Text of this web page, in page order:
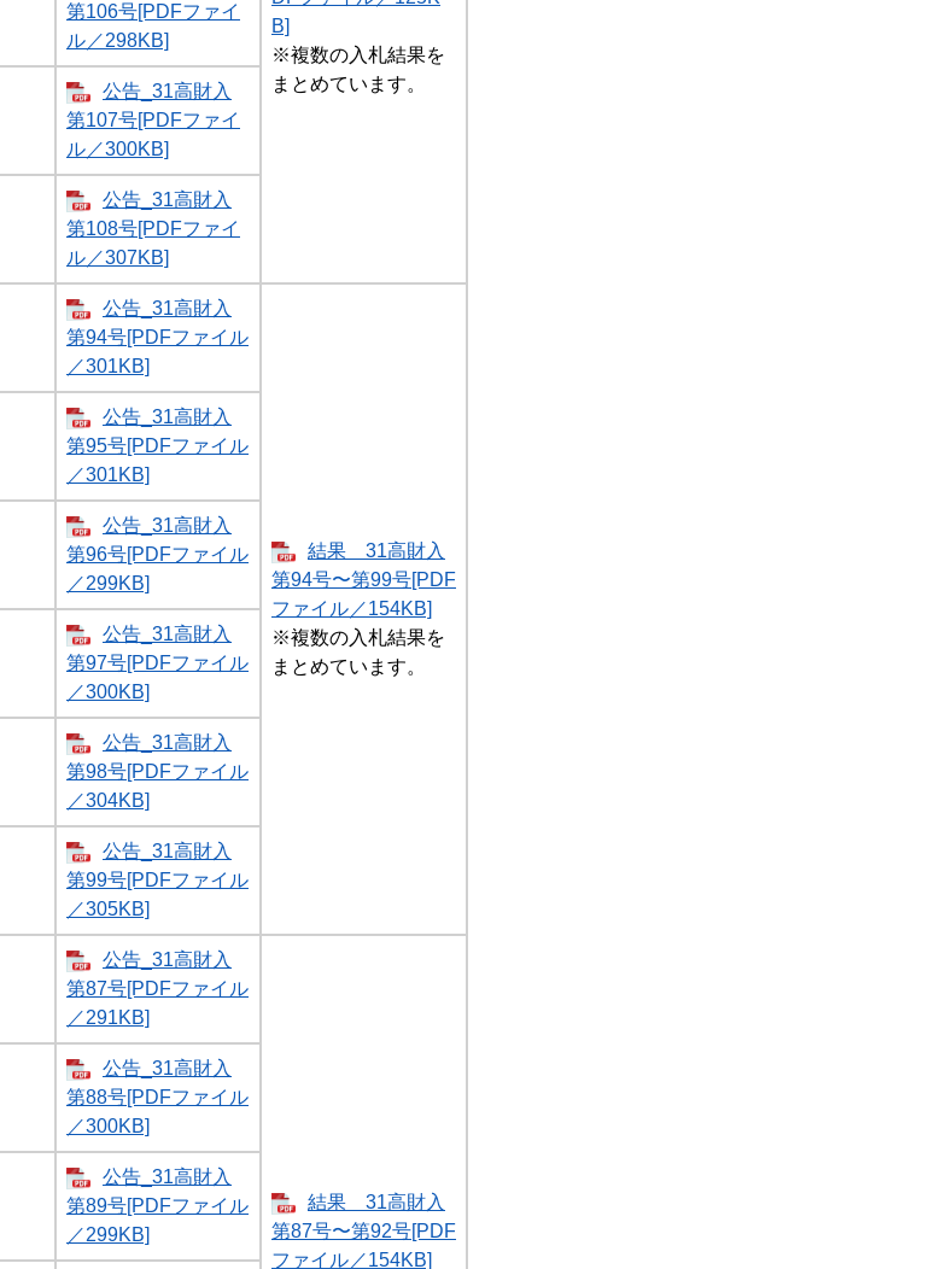
B]
※複数の入札結果を
まとめています。
第106号[PDFファイ
ル／298KB]
公告_31高財入
第107号[PDFファイ
ル／300KB]
公告_31高財入
第108号[PDFファイ
ル／307KB]
公告_31高財入
第94号[PDFファイル
／301KB]
結果 31高財入
第94号〜第99号[PDF
ファイル／154KB]
※複数の入札結果を
まとめています。
公告_31高財入
第95号[PDFファイル
／301KB]
公告_31高財入
第96号[PDFファイル
／299KB]
公告_31高財入
第97号[PDFファイル
／300KB]
公告_31高財入
第98号[PDFファイル
／304KB]
公告_31高財入
第99号[PDFファイル
／305KB]
公告_31高財入
第87号[PDFファイル
／291KB]
結果 31高財入
第87号〜第92号[PDF
ファイル／154KB]
公告_31高財入
第88号[PDFファイル
／300KB]
公告_31高財入
第89号[PDFファイル
／299KB]